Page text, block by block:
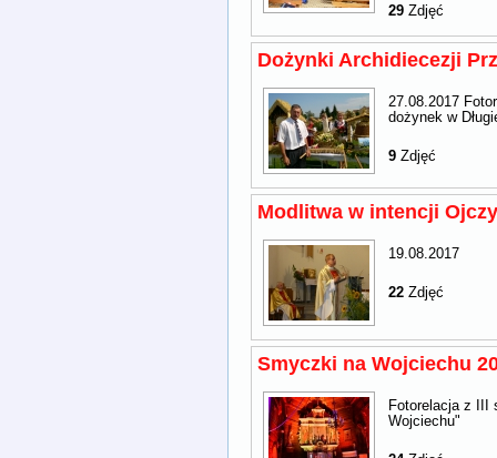
29 Zdjęć
Dożynki Archidiecezji
27.08.2017
dożynek w
9 Zdjęć
Modlitwa w intencji
19.08.2017
22 Zdjęć
Smyczki na Wojciechu
Fotorelacja z III
Wojciechu"